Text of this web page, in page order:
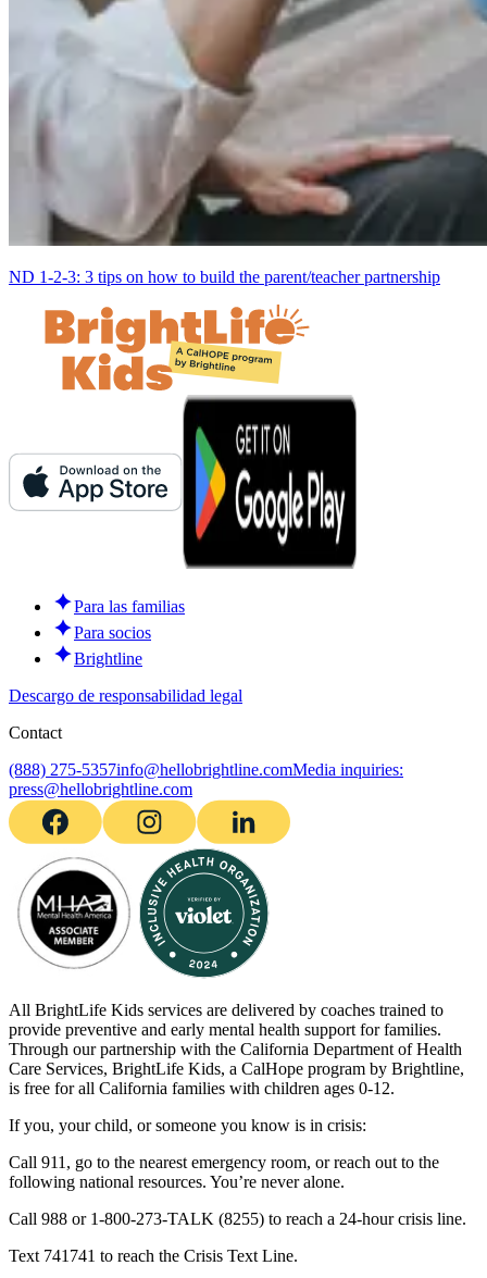
ND 1-2-3: 3 tips on how to build the parent/teacher partnership
Para las familias
Para socios
Brightline
Descargo de responsabilidad legal
Contact
(888) 275-5357info@hellobrightline.comMedia inquiries:
press@hellobrightline.com
All BrightLife Kids services are delivered by coaches trained to
provide preventive and early mental health support for families.
Through our partnership with the California Department of Health
Care Services, BrightLife Kids, a CalHope program by Brightline,
is free for all California families with children ages 0-12.
If you, your child, or someone you know is in crisis:
Call 911, go to the nearest emergency room, or reach out to the
following national resources. You’re never alone.
Call 988 or 1-800-273-TALK (8255) to reach a 24-hour crisis line.
Text 741741 to reach the Crisis Text Line.